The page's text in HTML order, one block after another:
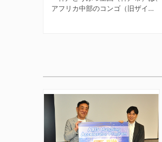
アフリカ中部のコンゴ（旧ザイ…